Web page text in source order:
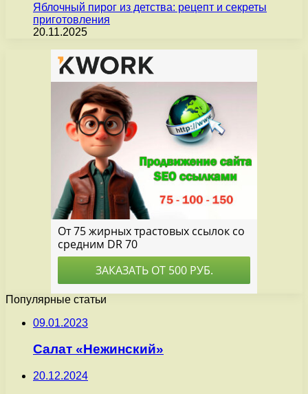
Яблочный пирог из детства: рецепт и секреты
приготовления
20.11.2025
Популярные статьи
09.01.2023
Салат «Нежинский»
20.12.2024